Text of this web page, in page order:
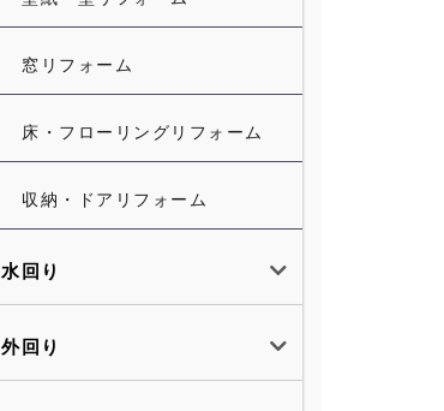
窓リフォーム
床・フローリングリフォーム
収納・ドアリフォーム
水回り
外回り